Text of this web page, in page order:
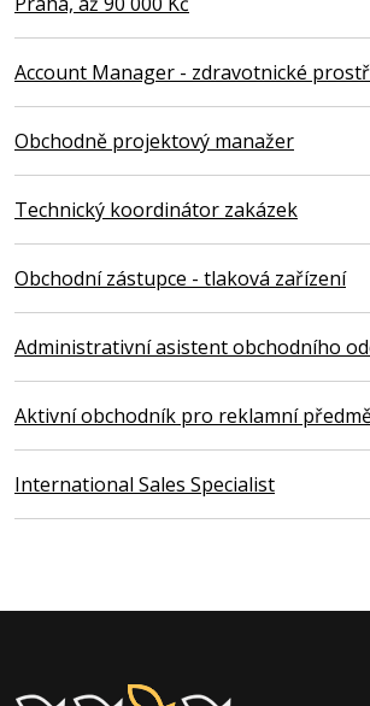
Account Manager - zdravotnické
Obchodně projektový manažer
Technický koordinátor zakázek
Obchodní zástupce - tlaková zařízení
Administrativní asistent obchodního
Aktivní obchodník pro reklamní
International Sales Specialist